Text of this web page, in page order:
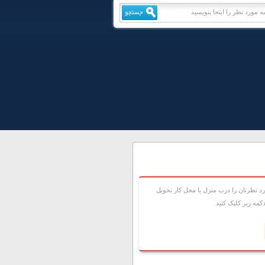
نظرتان را درب منزل يا محل کار تحويل
زير کليک کنيد